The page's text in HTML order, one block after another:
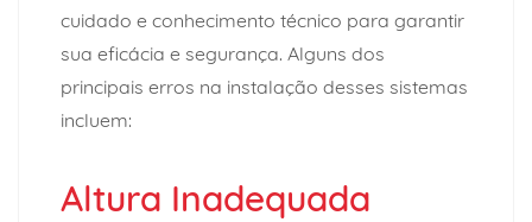
cuidado e conhecimento técnico para garantir
sua eficácia e segurança. Alguns dos
principais erros na instalação desses sistemas
incluem:
Altura Inadequada